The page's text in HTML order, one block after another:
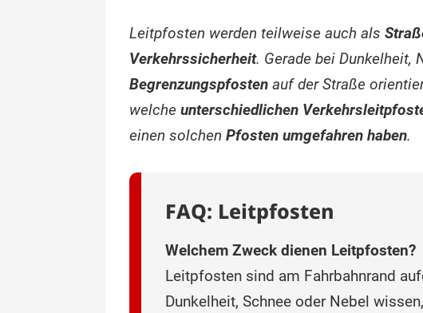
Leitpfosten werden teilweise auch als
Verkehrssicherheit. Gerade bei Dunkelheit,
Begrenzungspfosten auf der Straße
welche unterschiedlichen
einen solchen Pfosten umgefahren haben.
FAQ: Leitpfosten
Welchem Zweck dienen Leitpfosten?
Leitpfosten sind am Fahrbahnrand
Dunkelheit, Schnee oder Nebel